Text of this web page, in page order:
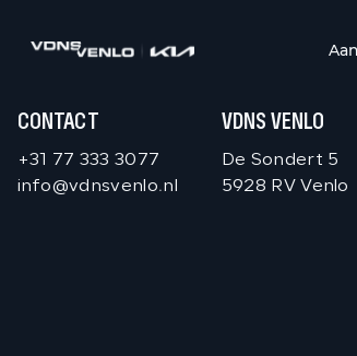
CONTACT
+31 77 333 3077
info@vdnsvenlo.nl
VDNS VENLO
De Sondert 5
5928 RV Venlo